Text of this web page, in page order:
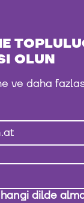
OLUN
ve daha
dilde